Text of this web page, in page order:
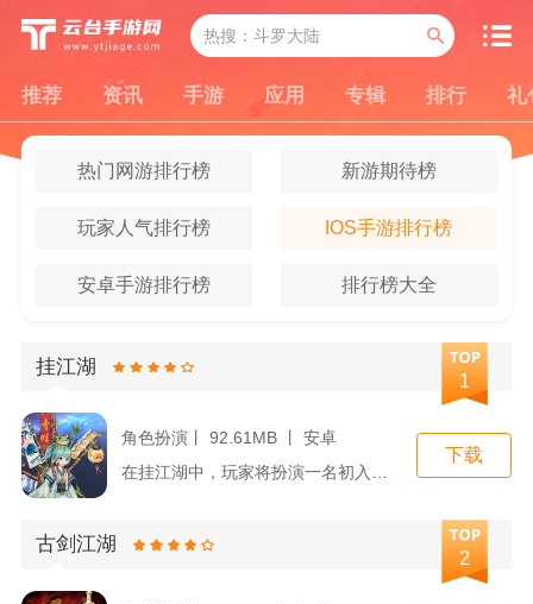
推荐 资讯 手游 应用 专辑 排行 礼
热门网游排行榜 新游期待榜
玩家人气排行榜 IOS手游排行榜
安卓手游排行榜 排行榜大全
挂江湖
1
角色扮演丨 92.61MB 丨 安卓
下载
古剑江湖
2